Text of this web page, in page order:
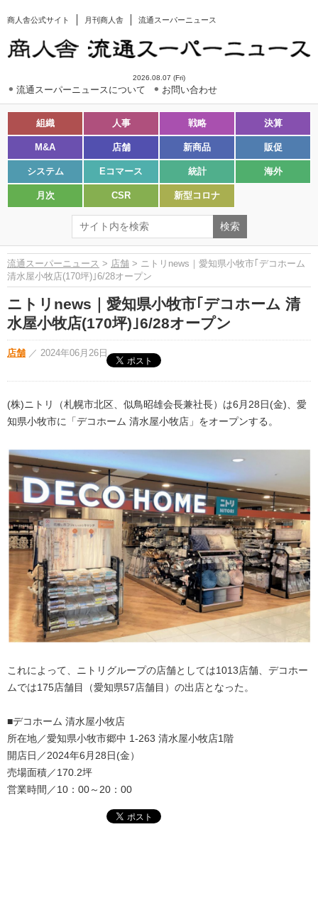
商人舎公式サイト 月刊商人舎 流通スーパーニュース
2026.08.07 (Fri)
流通スーパーニュースについて お問い合わせ
組織 人事 戦略 決算
M&A 店舗 新商品 販促
システム Eコマース 統計 海外
月次 CSR 新型コロナ
流通スーパーニュース > 店舗 > ニトリnews｜愛知県小牧市｢デコホーム
清水屋小牧店(170坪)｣6/28オープン
ニトリnews｜愛知県小牧市｢デコホーム 清
水屋小牧店(170坪)｣6/28オープン
店舗 ／ 2024年06月26日
(株)ニトリ（札幌市北区、似鳥昭雄会長兼社長）は6月28日(金)、愛
知県小牧市に「デコホーム 清水屋小牧店」をオープンする。
これによって、ニトリグループの店舗としては1013店舗、デコホー
ムでは175店舗目（愛知県57店舗目）の出店となった。
■デコホーム 清水屋小牧店
所在地／愛知県小牧市郷中 1-263 清水屋小牧店1階
開店⽇／2024年6月28日(金）
売場面積／170.2坪
営業時間／10：00～20：00